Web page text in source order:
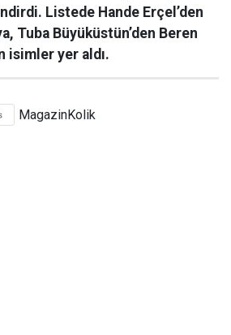
Listede Hande Erçel’den
Tuba Büyüküstün’den Beren
isimler yer aldı.
MagazinKolik